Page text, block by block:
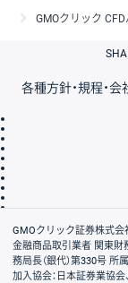
GMOクリック CFD
各種方針・規程・会
会社案内
GMOクリック証券株式会
金融商品取引業者 関東財
務局長（銀代）第330号 所
加入協会：日本証券業協